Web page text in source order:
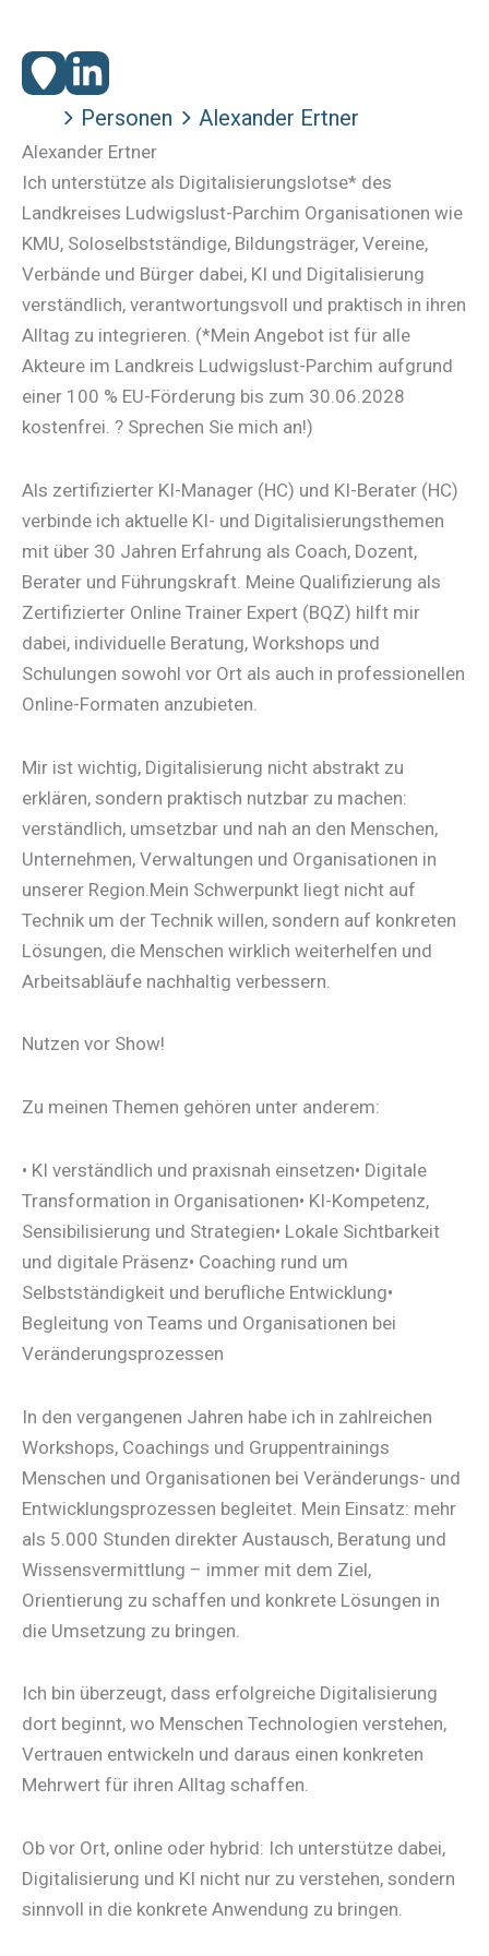
Personen Alexander Ertner
Alexander Ertner
Ich unterstütze als Digitalisierungslotse* des
Landkreises Ludwigslust-Parchim Organisationen wie
KMU, Soloselbstständige, Bildungsträger, Vereine,
Verbände und Bürger dabei, KI und Digitalisierung
verständlich, verantwortungsvoll und praktisch in ihren
Alltag zu integrieren. (*Mein Angebot ist für alle
Akteure im Landkreis Ludwigslust-Parchim aufgrund
einer 100 % EU-Förderung bis zum 30.06.2028
kostenfrei. ? Sprechen Sie mich an!)
Als zertifizierter KI-Manager (HC) und KI-Berater (HC)
verbinde ich aktuelle KI- und Digitalisierungsthemen
mit über 30 Jahren Erfahrung als Coach, Dozent,
Berater und Führungskraft. Meine Qualifizierung als
Zertifizierter Online Trainer Expert (BQZ) hilft mir
dabei, individuelle Beratung, Workshops und
Schulungen sowohl vor Ort als auch in professionellen
Online-Formaten anzubieten.
Mir ist wichtig, Digitalisierung nicht abstrakt zu
erklären, sondern praktisch nutzbar zu machen:
verständlich, umsetzbar und nah an den Menschen,
Unternehmen, Verwaltungen und Organisationen in
unserer Region.Mein Schwerpunkt liegt nicht auf
Technik um der Technik willen, sondern auf konkreten
Lösungen, die Menschen wirklich weiterhelfen und
Arbeitsabläufe nachhaltig verbessern.
Nutzen vor Show!
Zu meinen Themen gehören unter anderem:
• KI verständlich und praxisnah einsetzen• Digitale
Transformation in Organisationen• KI-Kompetenz,
Sensibilisierung und Strategien• Lokale Sichtbarkeit
und digitale Präsenz• Coaching rund um
Selbstständigkeit und berufliche Entwicklung•
Begleitung von Teams und Organisationen bei
Veränderungsprozessen
In den vergangenen Jahren habe ich in zahlreichen
Workshops, Coachings und Gruppentrainings
Menschen und Organisationen bei Veränderungs- und
Entwicklungsprozessen begleitet. Mein Einsatz: mehr
als 5.000 Stunden direkter Austausch, Beratung und
Wissensvermittlung – immer mit dem Ziel,
Orientierung zu schaffen und konkrete Lösungen in
die Umsetzung zu bringen.
Ich bin überzeugt, dass erfolgreiche Digitalisierung
dort beginnt, wo Menschen Technologien verstehen,
Vertrauen entwickeln und daraus einen konkreten
Mehrwert für ihren Alltag schaffen.
Ob vor Ort, online oder hybrid: Ich unterstütze dabei,
Digitalisierung und KI nicht nur zu verstehen, sondern
sinnvoll in die konkrete Anwendung zu bringen.